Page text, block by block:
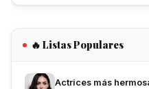
🔥 Listas Populares
Actrices más